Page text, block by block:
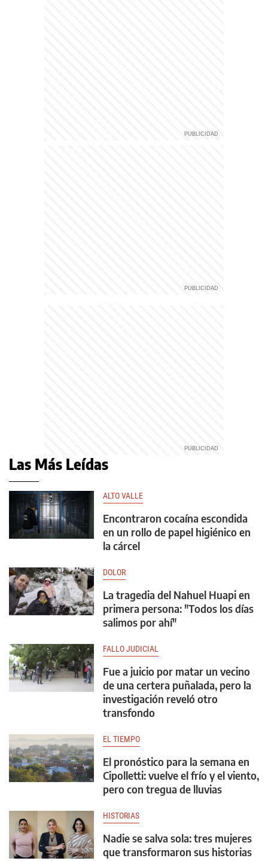
Las Más Leídas
ALTO VALLE
Encontraron cocaína escondida
en un rollo de papel higiénico en
la cárcel
DOLOR
La tragedia del Nahuel Huapi en
primera persona: "Todos los días
salimos por ahí"
FALLO JUDICIAL
Fue a juicio por matar un vecino
de una certera puñalada, pero la
investigación reveló otro
transfondo
EL TIEMPO
El pronóstico para la semana en
Cipolletti: vuelve el frío y el viento,
pero con tregua de lluvias
HISTORIAS
Nadie se salva sola: tres mujeres
que transformaron sus historias